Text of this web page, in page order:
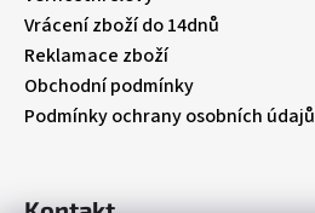
Vrácení zboží do 14dnů
Reklamace zboží
Obchodní podmínky
Podmínky ochrany osobních údajů